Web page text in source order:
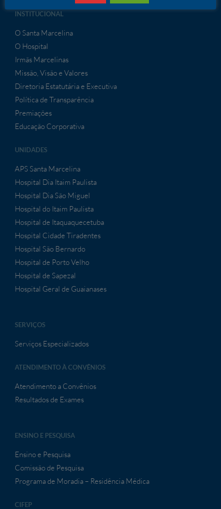
INSTITUCIONAL
O Santa Marcelina
O Hospital
Irmãs Marcelinas
Missão, Visão e Valores
Diretoria Estatutária e Executiva
Política de Transparência
Premiações
Educação Corporativa
UNIDADES
APS Santa Marcelina
Hospital Dia Itaim Paulista
Hospital Dia São Miguel
Hospital do Itaim Paulista
Hospital de Itaquaquecetuba
Hospital Cidade Tiradentes
Hospital São Bernardo
Hospital de Porto Velho
Hospital de Sapezal
Hospital Geral de Guaianases
SERVIÇOS
Serviços Especializados
ATENDIMENTO À CONVÊNIOS
Atendimento a Convênios
Resultados de Exames
ENSINO E PESQUISA
Ensino e Pesquisa
Comissão de Pesquisa
Programa de Moradia – Residência Médica
CIFEP